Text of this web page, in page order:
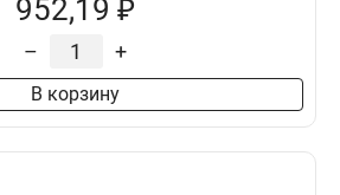
952,19 ₽
– +
В корзину